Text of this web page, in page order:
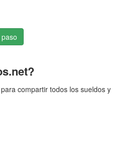
compartir todos los sueldos y